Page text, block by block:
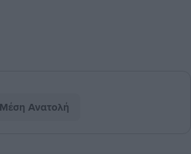
Ανατολή